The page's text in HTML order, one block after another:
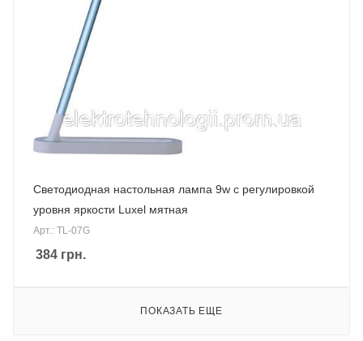
Светодиодная настольная лампа 9w с регулировкой
уровня яркости Luxel мятная
Арт.: TL-07G
384 грн.
ПОКАЗАТЬ ЕЩЕ